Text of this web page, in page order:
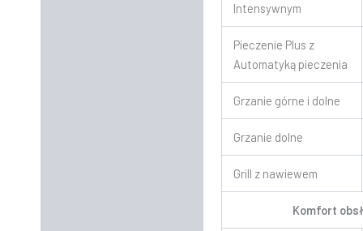
Intensywnym
Pieczenie Plus z
Automatyką pieczenia
Grzanie górne i dolne
Grzanie dolne
Grill z nawiewem
Komfort